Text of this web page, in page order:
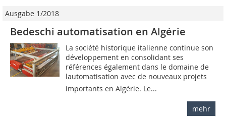
Ausgabe 1/2018
Bedeschi automatisation en Algérie
La société historique italienne continue son
développement en consolidant ses
références également dans le domaine de
lautomatisation avec de nouveaux projets
importants en Algérie. Le...
mehr